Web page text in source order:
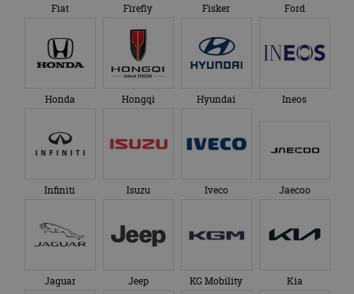
Fiat Firefly Fisker Ford
Honda Hongqi Hyundai Ineos
Infiniti Isuzu Iveco Jaecoo
Jaguar Jeep KG Mobility Kia